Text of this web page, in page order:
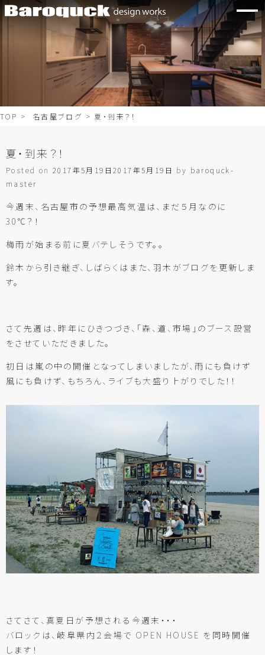
TOP > 名古屋ブログ > 夏・到来？！
夏・到来？！
Posted on2017年5月19日2017年5月19日 by baroquck-
master
今週末、名古屋市の予想最高気温は、まだ５月なのに
30℃？！
梅雨が始まる前に夏バテしそうです。。
鈴木から引き継ぎ、しばらくはまた、羽木がブログを更新しま
す。
さて先週は、昨年にひきつづき、「森、道、市場」のブース設営
をさせていただきました。
初日は嵐の中の開催となってしまいましたが、雨にも負けず
風にも負けず、もちろん、ライブも大盛り上がりでした！！
さてさて、真夏日が予想される今週末・・・
バロックは、岐阜県内２会場で OPEN HOUSE を同時開催
します！